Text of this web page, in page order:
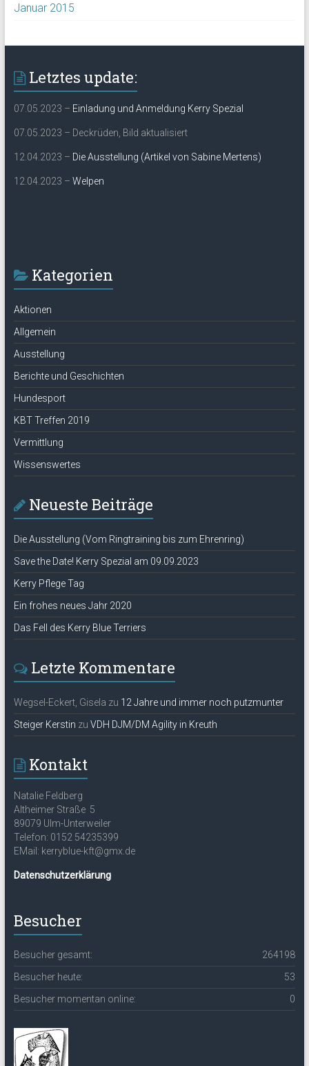
Januar 2015
Letztes update:
07.05.2023 – Einladung und Anmeldung Kerry Spezial
07.05.2023 – Deckrüden, Bild aktualisiert
12.04.2023 – Die Ausstellung (Artikel von Sabine Mertens)
12.04.2023 – Welpen
Kategorien
Aktionen
Allgemein
Ausstellung
Berichte und Geschichten
Hundesport
KBT Treffen 2019
Vermittlung
Wissenswertes
Neueste Beiträge
Die Ausstellung (Vom Ringtraining bis zum Ehrenring)
Save the Date! Kerry Spezial am 09.09.2023
Kerry Pflege Tag
Ein frohes neues Jahr 2020
Das Fell des Kerry Blue Terriers
Letzte Kommentare
Wegsel-Eckert, Gisela zu 12 Jahre und immer noch putzmunter
Steiger Kerstin zu VDH DJM/DM Agility in Kreuth
Kontakt
Natalie Feldberg
Altheimer Straße 5
89079 Ulm-Unterweiler
Telefon: 0152 54235399
EMail: kerryblue-kft@gmx.de
Datenschutzerklärung
Besucher
264198
Besucher gesamt:
53
Besucher heute:
0
Besucher momentan online: